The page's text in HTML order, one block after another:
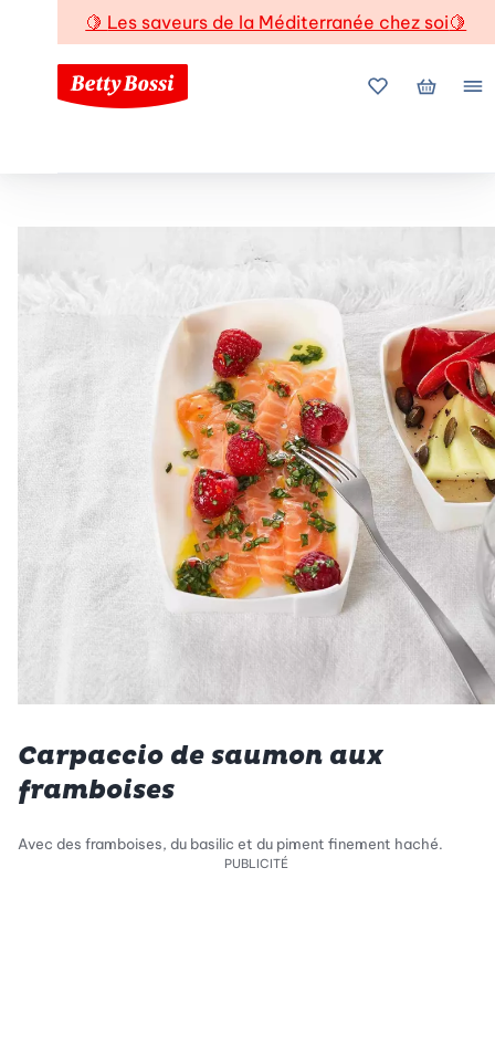
🍋 Les saveurs de la Méditerranée chez soi🍋
Mes favoris
Mon
Carpaccio de saumon aux
framboises
Avec des framboises, du basilic et du piment finement haché.
PUBLICITÉ